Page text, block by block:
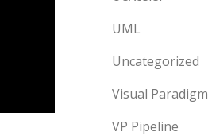
UML
Uncategorized
Visual Paradigm
VP Pipeline